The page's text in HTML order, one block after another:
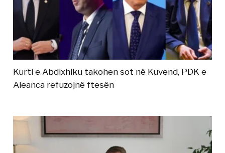
Kurti e Abdixhiku takohen sot në Kuvend, PDK e
Aleanca refuzojnë ftesën